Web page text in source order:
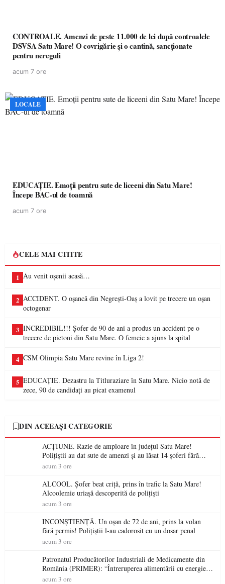
CONTROALE. Amenzi de peste 11.000 de lei după controalele
DSVSA Satu Mare! O covrigărie și o cantină, sancționate
pentru nereguli
acum 7 ore
LOCALE
EDUCAȚIE. Emoții pentru sute de liceeni din Satu Mare!
Începe BAC-ul de toamnă
acum 7 ore
CELE MAI CITITE
1 Au venit oșenii acasă…
2 ACCIDENT. O oșancă din Negrești-Oaș a lovit pe trecere un oșan
octogenar
3 INCREDIBIL!!! Șofer de 90 de ani a produs un accident pe o
trecere de pietoni din Satu Mare. O femeie a ajuns la spital
4 CSM Olimpia Satu Mare revine în Liga 2!
5 EDUCAȚIE. Dezastru la Titluraziare în Satu Mare. Nicio notă de
zece, 90 de candidați au picat examenul
DIN ACEEAȘI CATEGORIE
ACȚIUNE. Razie de amploare în județul Satu Mare!
Polițiștii au dat sute de amenzi și au lăsat 14 șoferi fără
permis într-o singură zi
acum 3 ore
ALCOOL. Șofer beat criță, prins în trafic la Satu Mare!
Alcoolemie uriașă descoperită de polițiști
acum 3 ore
INCONȘTIENȚĂ. Un oșan de 72 de ani, prins la volan
fără permis! Polițiștii l-au cadorosit cu un dosar penal
acum 3 ore
Patronatul Producătorilor Industriali de Medicamente din
România (PRIMER): “Întreruperea alimentării cu energie
electrică a fabricilor de medicamente va pune în pericol
acum 3 ore